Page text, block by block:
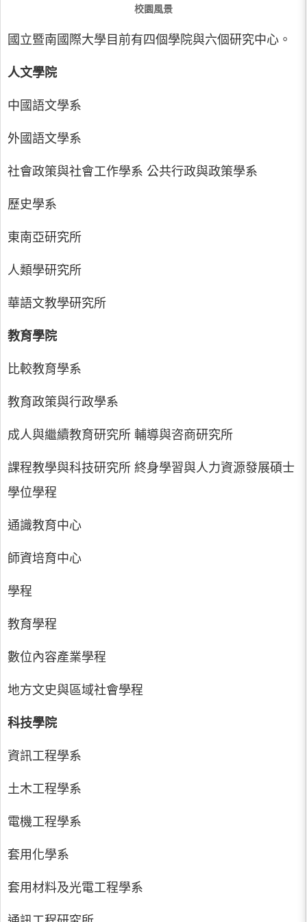
校園風景
國立暨南國際大學目前有四個學院與六個研究中心。
人文學院
中國語文學系
外國語文學系
社會政策與社會工作學系 公共行政與政策學系
歷史學系
東南亞研究所
人類學研究所
華語文教學研究所
教育學院
比較教育學系
教育政策與行政學系
成人與繼續教育研究所 輔導與咨商研究所
課程教學與科技研究所 終身學習與人力資源發展碩士
學位學程
通識教育中心
師資培育中心
學程
教育學程
數位內容產業學程
地方文史與區域社會學程
科技學院
資訊工程學系
土木工程學系
電機工程學系
套用化學系
套用材料及光電工程學系